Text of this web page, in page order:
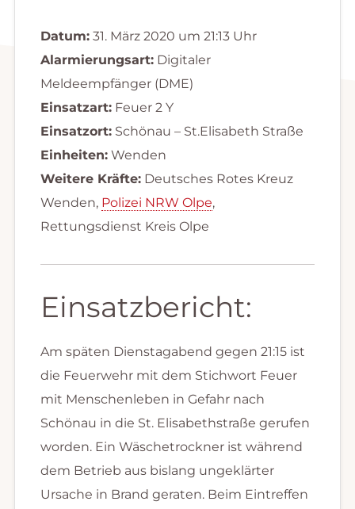
Datum:31. März 2020 um 21:13 Uhr
Alarmierungsart:Digitaler
Meldeempfänger (DME)
Einsatzart:Feuer 2 Y
Einsatzort:Schönau – St.Elisabeth Straße
Einheiten:Wenden
Weitere Kräfte:Deutsches Rotes Kreuz
Wenden, Polizei NRW Olpe,
Rettungsdienst Kreis Olpe
Einsatzbericht:
Am späten Dienstagabend gegen 21:15 ist
die Feuerwehr mit dem Stichwort Feuer
mit Menschenleben in Gefahr nach
Schönau in die St. Elisabethstraße gerufen
worden. Ein Wäschetrockner ist während
dem Betrieb aus bislang ungeklärter
Ursache in Brand geraten. Beim Eintreffen